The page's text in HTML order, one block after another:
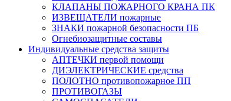
КЛАПАНЫ ПОЖАРНОГО КРАНА ПК
ИЗВЕЩАТЕЛИ пожарные
ЗНАКИ пожарной безопасности ПБ
Огнебиозащитные составы
Индивидуальные средства защиты
АПТЕЧКИ первой помощи
ДИЭЛЕКТРИЧЕСКИЕ средства
ПОЛОТНО противопожарное ПП
ПРОТИВОГАЗЫ